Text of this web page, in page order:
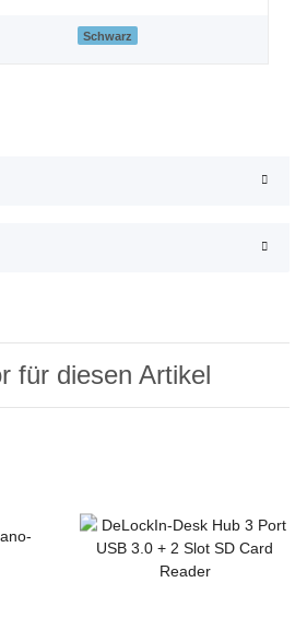
Schwarz
für diesen Artikel